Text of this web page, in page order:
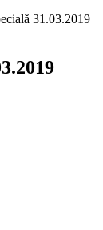
31.03.2019